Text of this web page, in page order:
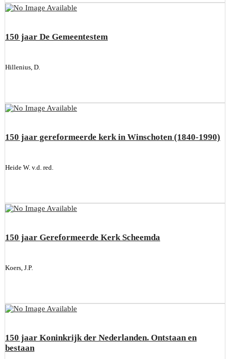
150 jaar De Gemeentestem
Hillenius, D.
150 jaar gereformeerde kerk in Winschoten (1840-1990)
Heide W. v.d. red.
150 jaar Gereformeerde Kerk Scheemda
Koers, J.P.
150 jaar Koninkrijk der Nederlanden. Ontstaan en
bestaan